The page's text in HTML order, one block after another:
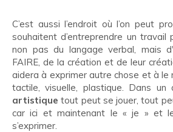
C’est aussi l’endroit où l’on peut
souhaitent d’entreprendre un travail
non pas du langage verbal, mais
FAIRE, de la création et de leur
aidera à exprimer autre chose et à le
tactile, visuelle, plastique. Dans un
artistiquetout peut se jouer, tout
car ici et maintenant le « je » et
s’exprimer.